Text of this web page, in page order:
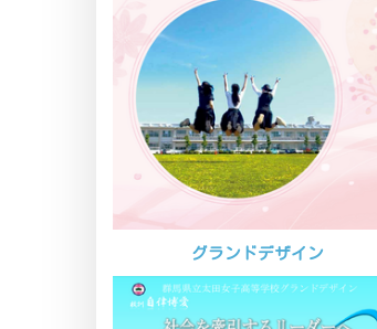
グランドデザイン